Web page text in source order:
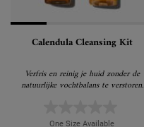
Calendula Cleansing Kit
Verfris en reinig je huid zonder de
natuurlijke vochtbalans te verstoren.
One Size Available